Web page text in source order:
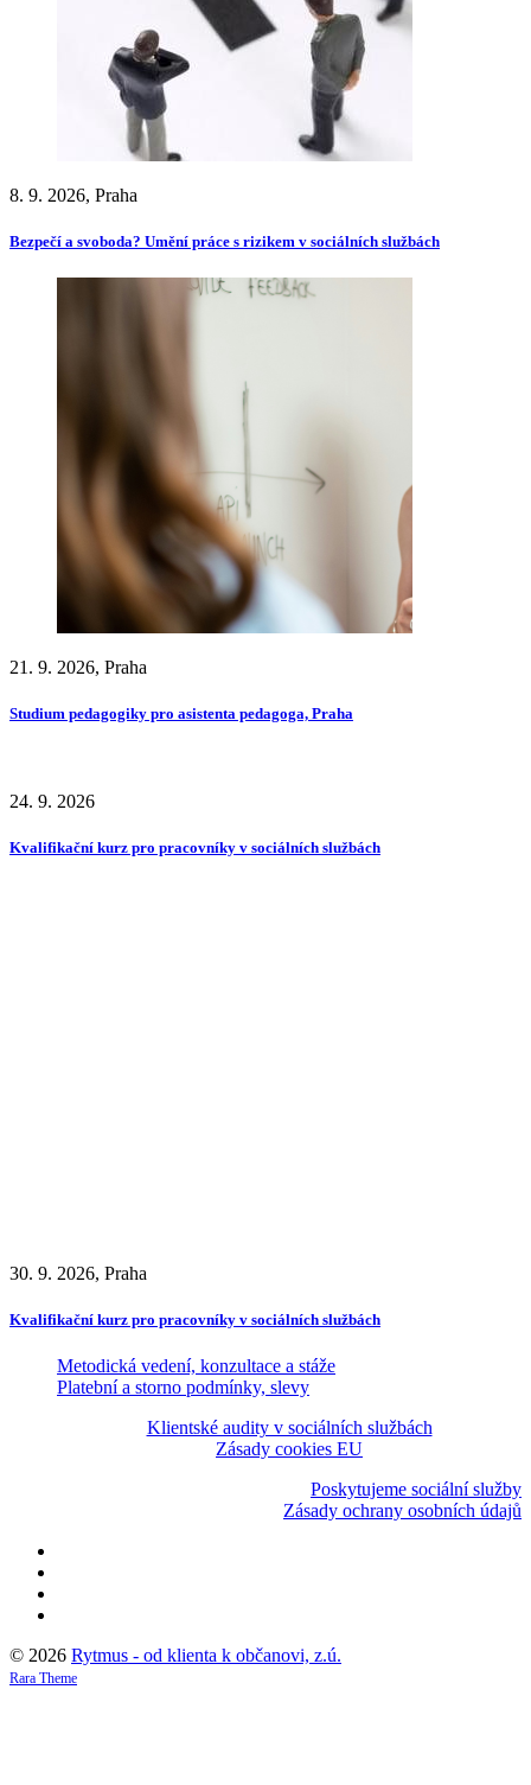
8. 9. 2026, Praha
Bezpečí a svoboda? Umění práce s rizikem v sociálních službách
21. 9. 2026, Praha
Studium pedagogiky pro asistenta pedagoga, Praha
24. 9. 2026
Kvalifikační kurz pro pracovníky v sociálních službách
30. 9. 2026, Praha
Kvalifikační kurz pro pracovníky v sociálních službách
Metodická vedení, konzultace a stáže
Platební a storno podmínky, slevy
Klientské audity v sociálních službách
Zásady cookies EU
Poskytujeme sociální služby
Zásady ochrany osobních údajů
© 2026 Rytmus - od klienta k občanovi, z.ú.
Rara Theme